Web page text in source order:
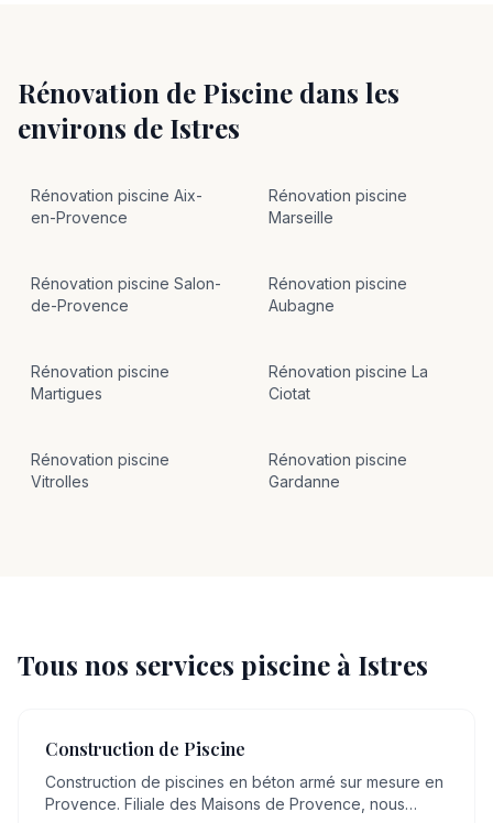
Rénovation de Piscine dans les
environs de Istres
Rénovation piscine Aix-
en-Provence
Rénovation piscine
Marseille
Rénovation piscine Salon-
de-Provence
Rénovation piscine
Aubagne
Rénovation piscine
Martigues
Rénovation piscine La
Ciotat
Rénovation piscine
Vitrolles
Rénovation piscine
Gardanne
Tous nos services piscine à Istres
Construction de Piscine
Construction de piscines en béton armé sur mesure en
Provence. Filiale des Maisons de Provence, nous